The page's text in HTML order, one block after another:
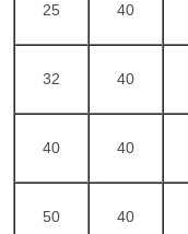
25 40
32 40
40 40
50 40